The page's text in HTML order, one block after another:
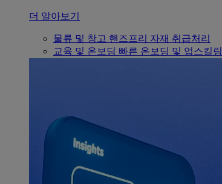
더 알아보기
물류 및 창고 핸즈프리 자재 취급처리
교육 및 온보딩 빠른 온보딩 및 업스킬링